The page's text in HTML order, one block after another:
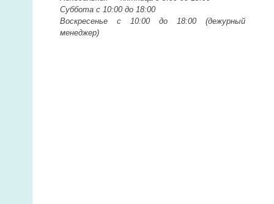
Суббота с 10:00 до 18:00
Воскресенье с 10:00 до 18:00 (дежурный
менеджер)